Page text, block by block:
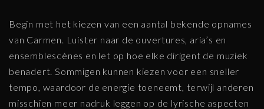
Begin met het kiezen van een aantal bekende opnames
van Carmen. Luister naar de ouvertures, aria’s en
ensemblescènes en let op hoe elke dirigent de muziek
benadert. Sommigen kunnen kiezen voor een sneller
tempo, waardoor de energie toeneemt, terwijl anderen
misschien meer nadruk leggen op de lyrische aspecten